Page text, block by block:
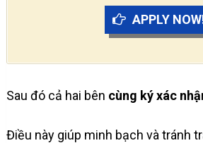
APPLY
Sau đó cả hai bên cùng ký xác
Điều này giúp minh bạch và tránh